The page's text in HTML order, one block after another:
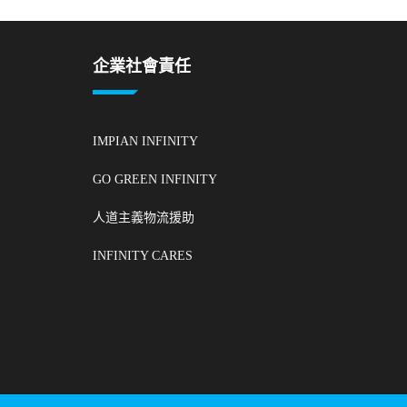
企業社會責任
IMPIAN INFINITY
GO GREEN INFINITY
人道主義物流援助
INFINITY CARES